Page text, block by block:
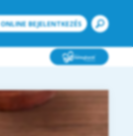
ONLINE BEJELENTKEZÉS